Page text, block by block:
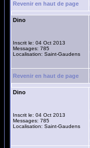
Revenir en haut de page
Dino
Inscrit le: 04 Oct 2013
Messages: 785
Localisation: Saint-Gaudens
Revenir en haut de page
Dino
Inscrit le: 04 Oct 2013
Messages: 785
Localisation: Saint-Gaudens